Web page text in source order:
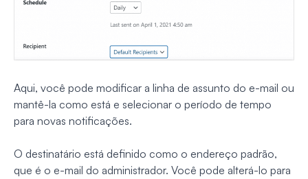
Aqui, você pode modificar a linha de assunto do e-mail ou
mantê-la como está e selecionar o período de tempo
para novas notificações.
O destinatário está definido como o endereço padrão,
que é o e-mail do administrador. Você pode alterá-lo para